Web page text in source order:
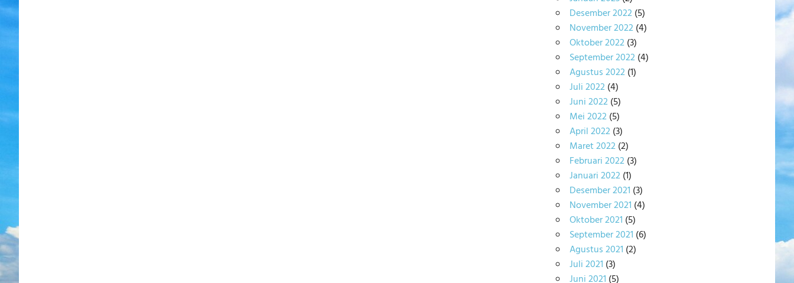
Desember 2022(5)
November 2022(4)
Oktober 2022(3)
September 2022(4)
Agustus 2022(1)
Juli 2022(4)
Juni 2022(5)
Mei 2022(5)
April 2022(3)
Maret 2022(2)
Februari 2022(3)
Januari 2022(1)
Desember 2021 (3)
November 2021 (4)
Oktober 2021 (5)
September 2021 (6)
Agustus 2021 (2)
Juli 2021 (3)
Juni 2021 (5)